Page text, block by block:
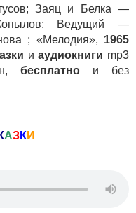
Заяц и Белка —
Ведущий —
; «Мелодия», 1965
иаудиокниги mp3
бесплатно и без
КАЗКИ